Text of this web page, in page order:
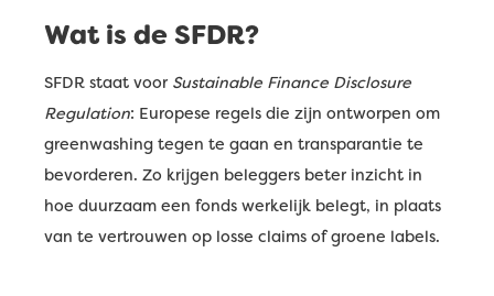
Wat is de SFDR?
SFDR staat voor Sustainable Finance Disclosure
Regulation: Europese regels die zijn ontworpen om
greenwashing tegen te gaan en transparantie te
bevorderen. Zo krijgen beleggers beter inzicht in
hoe duurzaam een fonds werkelijk belegt, in plaats
van te vertrouwen op losse claims of groene labels.